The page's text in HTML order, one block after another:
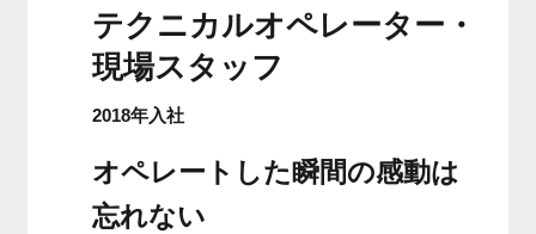
テクニカルオペレーター・
現場スタッフ
2018年入社
オペレートした瞬間の感動は
忘れない